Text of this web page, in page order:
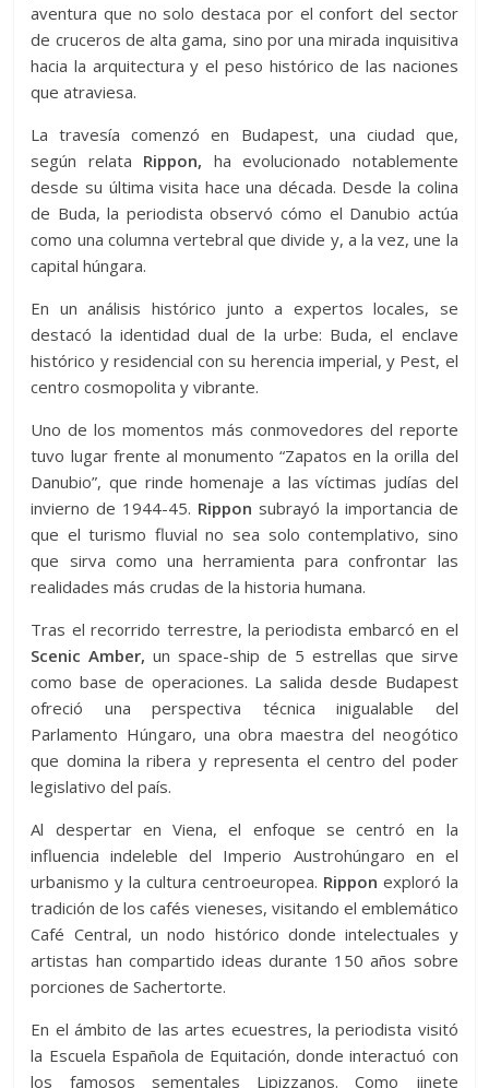
aventura que no solo destaca por el confort del sector
de cruceros de alta gama, sino por una mirada inquisitiva
hacia la arquitectura y el peso histórico de las naciones
que atraviesa.
La travesía comenzó en Budapest, una ciudad que,
según relata Rippon, ha evolucionado notablemente
desde su última visita hace una década. Desde la colina
de Buda, la periodista observó cómo el Danubio actúa
como una columna vertebral que divide y, a la vez, une la
capital húngara.
En un análisis histórico junto a expertos locales, se
destacó la identidad dual de la urbe: Buda, el enclave
histórico y residencial con su herencia imperial, y Pest, el
centro cosmopolita y vibrante.
Uno de los momentos más conmovedores del reporte
tuvo lugar frente al monumento “Zapatos en la orilla del
Danubio”, que rinde homenaje a las víctimas judías del
invierno de 1944-45. Rippon subrayó la importancia de
que el turismo fluvial no sea solo contemplativo, sino
que sirva como una herramienta para confrontar las
realidades más crudas de la historia humana.
Tras el recorrido terrestre, la periodista embarcó en el
Scenic Amber, un space-ship de 5 estrellas que sirve
como base de operaciones. La salida desde Budapest
ofreció una perspectiva técnica inigualable del
Parlamento Húngaro, una obra maestra del neogótico
que domina la ribera y representa el centro del poder
legislativo del país.
Al despertar en Viena, el enfoque se centró en la
influencia indeleble del Imperio Austrohúngaro en el
urbanismo y la cultura centroeuropea. Rippon exploró la
tradición de los cafés vieneses, visitando el emblemático
Café Central, un nodo histórico donde intelectuales y
artistas han compartido ideas durante 150 años sobre
porciones de Sachertorte.
En el ámbito de las artes ecuestres, la periodista visitó
la Escuela Española de Equitación, donde interactuó con
los famosos sementales Lipizzanos. Como jinete